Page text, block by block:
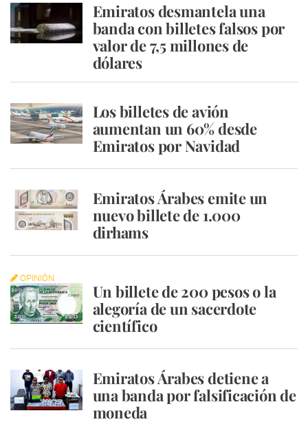
Emiratos desmantela una
banda con billetes falsos por
valor de 7,5 millones de
dólares
Los billetes de avión
aumentan un 60% desde
Emiratos por Navidad
Emiratos Árabes emite un
nuevo billete de 1.000
dirhams
OPINIÓN
Un billete de 200 pesos o la
alegoría de un sacerdote
científico
Emiratos Árabes detiene a
una banda por falsificación de
moneda